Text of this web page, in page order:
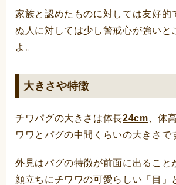
家族と認めたものに対しては友好的
ぬ人に対しては少し警戒心が強いと
よ。
大きさや特徴
チワパグの大きさは体長24cm 、体高
ワワとパグの中間くらいの大きさで
外見はパグの特徴が前面に出ること
顔立ちにチワワの可愛らしい「目」